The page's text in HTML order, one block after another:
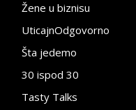
Žene u biznisu
UticajnOdgovorno
Šta jedemo
30 ispod 30
Tasty Talks